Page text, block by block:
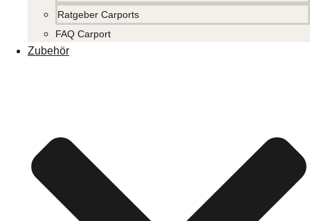
Ratgeber Carports
FAQ Carport
Zubehör